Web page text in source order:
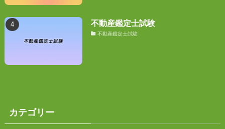
不動産鑑定士試験
不動産鑑定士試験
カテゴリー